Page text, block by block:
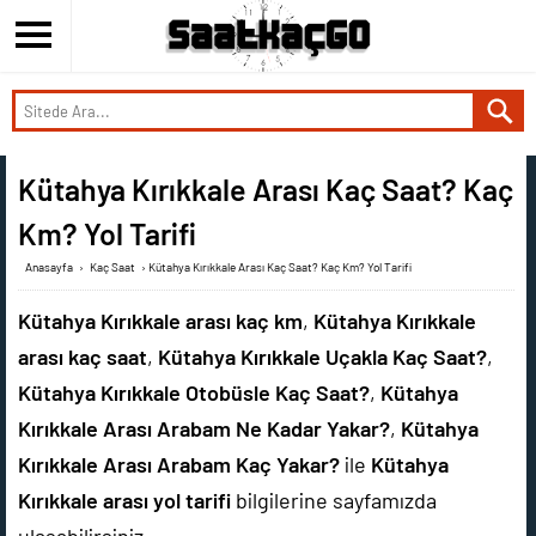
Kütahya Kırıkkale Arası Kaç Saat? Kaç
Km? Yol Tarifi
Anasayfa › Kaç Saat › Kütahya Kırıkkale Arası Kaç Saat? Kaç Km? Yol Tarifi
Kütahya Kırıkkale arası kaç km, Kütahya Kırıkkale
arası kaç saat, Kütahya Kırıkkale Uçakla Kaç Saat?,
Kütahya Kırıkkale Otobüsle Kaç Saat?, Kütahya
Kırıkkale Arası Arabam Ne Kadar Yakar?, Kütahya
Kırıkkale Arası Arabam Kaç Yakar? ile Kütahya
Kırıkkale arası yol tarifi bilgilerine sayfamızda